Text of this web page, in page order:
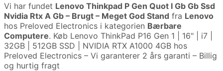
Vi har fundet Lenovo Thinkpad P Gen Quot I Gb Gb Ssd
Nvidia Rtx A Gb – Brugt – Meget God Stand fra Lenovo
hos Preloved Electronics i kategorien Bærbare
Computere. Køb Lenovo ThinkPad P16 Gen 1 | 16" | i7 |
32GB | 512GB SSD | NVIDIA RTX A1000 4GB hos
Preloved Electronics – Vi garanterer 2 års garanti – Billig
og hurtig fragt